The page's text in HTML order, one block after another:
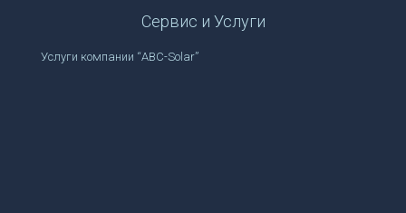
Сервис и Услуги
Услуги компании “ABC-Solar”